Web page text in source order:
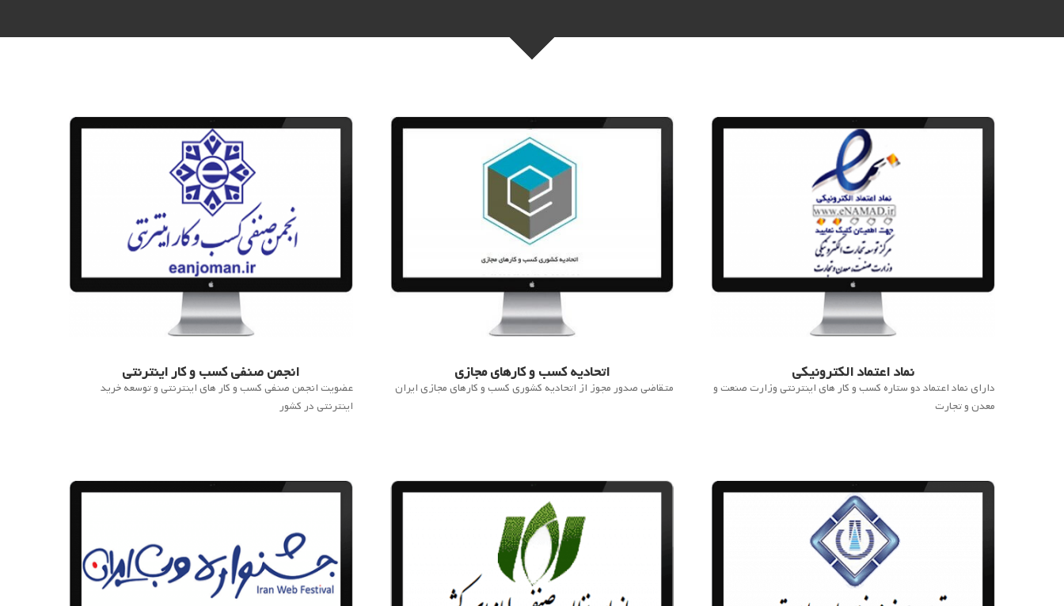
نماد اعتماد الکترونیکی
دارای نماد اعتماد دو ستاره کسب و کار های اینترنتی وزارت صنعت و
معدن و تجارت
اتحادیه کسب و کارهای مجازی
متقاضی صدور مجوز از اتحادیه کشوری کسب و کارهای مجازی ایران
انجمن صنفی کسب و کار اینترنتی
عضویت انجمن صنفی کسب و کار های اینترنتی و توسعه خرید
اینترنتی در کشور